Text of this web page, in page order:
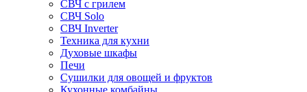
СВЧ с грилем
СВЧ Solo
СВЧ Inverter
Техника для кухни
Духовые шкафы
Печи
Сушилки для овощей и фруктов
Кухонные комбайны